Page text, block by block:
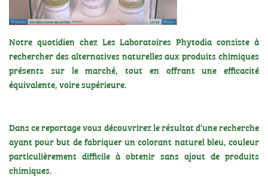
Notre quotidien chez Les Laboratoires Phytodia consiste à
rechercher des alternatives naturelles aux produits chimiques
présents sur le marché, tout en offrant une efficacité
équivalente, voire supérieure.
Dans ce reportage vous découvrirez le résultat d’une recherche
ayant pour but de fabriquer un colorant naturel bleu, couleur
particulièrement difficile à obtenir sans ajout de produits
chimiques.